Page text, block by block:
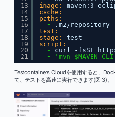
13
14
15
16
17
18
19
20
21
image:
maven : 3-
cache:
paths:
-
.m2/repository
test:
stage:
test
script:
-
curl -fsSL
-
'mvn
Testcontainers Cloudを使用すると、
て、テストを高速に実行できます(図 3)。